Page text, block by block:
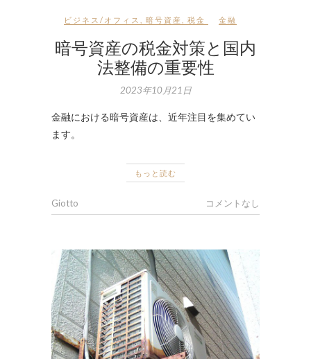
ビジネス/オフィス 暗号資産 税金 金融
暗号資産の税金対策と国内
法整備の重要性
2023年10月21日
金融における暗号資産は、近年注目を集めてい
ます。
もっと読む
Giotto コメントなし